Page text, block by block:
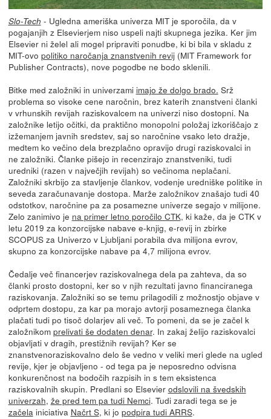
Slo-Tech - Ugledna ameriška univerza MIT je sporočila, da v
pogajanjih z Elsevierjem niso uspeli najti skupnega jezika. Ker jim
Elsevier ni želel ali mogel pripraviti ponudbe, ki bi bila v skladu z
MIT-ovo politiko naročanja znanstvenih revij(MIT Framework for
Publisher Contracts), nove pogodbe ne bodo sklenili.
Bitke med založniki in univerzami imajo že dolgo brado. Srž
problema so visoke cene naročnin, brez katerih znanstveni članki
v vrhunskih revijah raziskovalcem na univerzi niso dostopni. Na
založnike letijo očitki, da praktično monopolni položaj izkoriščajo z
izžemanjem javnih sredstev, saj so naročnine vsako leto dražje,
medtem ko večino dela brezplačno opravijo drugi raziskovalci in
ne založniki. Članke pišejo in recenzirajo znanstveniki, tudi
uredniki (razen v največjih revijah) so večinoma neplačani.
Založniki skrbijo za stavljenje člankov, vodenje uredniške politike in
seveda zaračunavanje dostopa. Marže založnikov znašajo tudi 40
odstotkov, naročnine pa za posamezne univerze segajo v milijone.
Zelo zanimivo je na primer letno poročilo CTK, ki kaže, da je CTK v
letu 2019 za konzorcijske nabave e-knjig, e-revij in zbirke
SCOPUS za Univerzo v Ljubljani porabila dva milijona evrov,
skupno za konzorcijske nabave pa 4,7 milijona evrov.
Čedalje več financerjev raziskovalnega dela pa zahteva, da so
članki prosto dostopni, ker so v njih rezultati javno financiranega
raziskovanja. Založniki so se temu prilagodili z možnostjo objave v
odprtem dostopu, za kar pa morajo avtorji posameznega članka
plačati tudi po tisoč dolarjev ali več. To pomeni, da se je začel k
založnikom prelivati še dodaten denar. In zakaj želijo raziskovalci
objavljati v dragih, prestižnih revijah? Ker se
znanstvenoraziskovalno delo še vedno v veliki meri glede na ugled
revije, kjer je objavljeno - od tega pa je neposredno odvisna
konkurenčnost na bodočih razpisih in s tem eksistenca
raziskovalnih skupin. Predlani so Elsevier odslovili na švedskih
univerzah, že pred tem pa tudi Nemci. Tudi zaradi tega se je
začelainiciativa Načrt S, ki jo podpira tudi ARRS.